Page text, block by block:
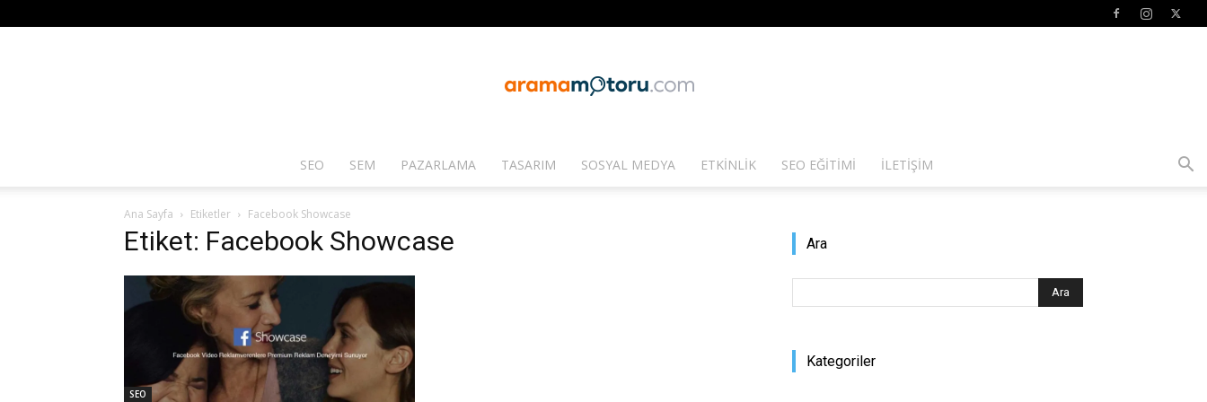
Arama
SEO SEM PAZARLAMA TASARIM SOSYAL MEDYA ETKINLIK SEO EĞITIMI İLETIŞIM
Ana Sayfa Etiketler Facebook Showcase
Etiket: Facebook Showcase
SEO
Ara
Kategoriler